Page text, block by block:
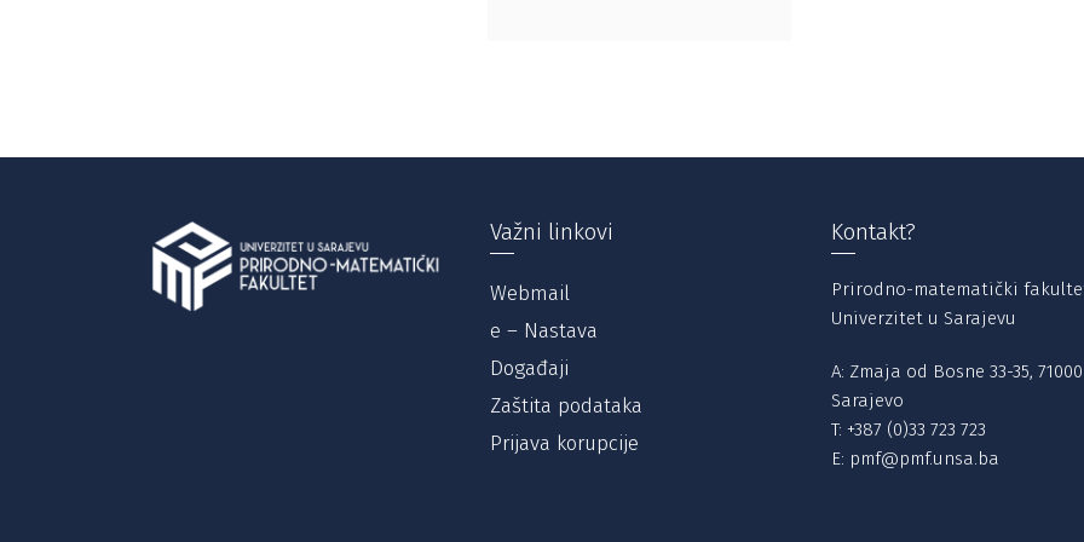
Važni linkovi
Webmail
e – Nastava
Događaji
Zaštita podataka
Prijava korupcije
Kontakt?
Prirodno-matematički
Univerzitet u Sarajevu
A: Zmaja od Bosne 33-35, 71000
Sarajevo
T: +387 (0)33 723 723
E: pmf@pmf.unsa.ba